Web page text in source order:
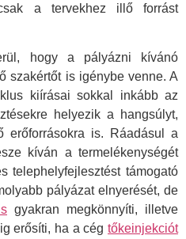
a tervekhez illő forrást
hogy a pályázni kívánó
szakértőt is igénybe venne. A
kiírásai sokkal inkább az
helyezik a hangsúlyt,
erőforrásokra is. Ráadásul a
kíván a termelékenységét
telephelyfejlesztést támogató
pályázat elnyerését, de
gyakran megkönnyíti, illetve
erősíti, ha a cég tőkeinjekciót